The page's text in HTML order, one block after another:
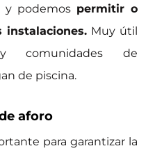
y podemos permitir o
instalaciones. Muy útil
comunidades de
de piscina.
aforo
para garantizar la